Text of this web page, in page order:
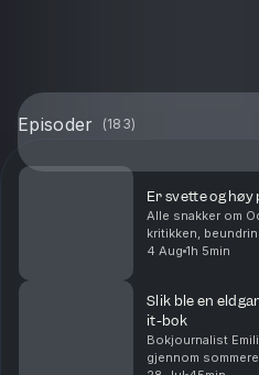
Episoder (183)
Er svette og
Alle snakker om
kritikken,
anses å være
4 Aug 1h 5min
Slik ble en
it-bok
Bokjournalist
gjennom